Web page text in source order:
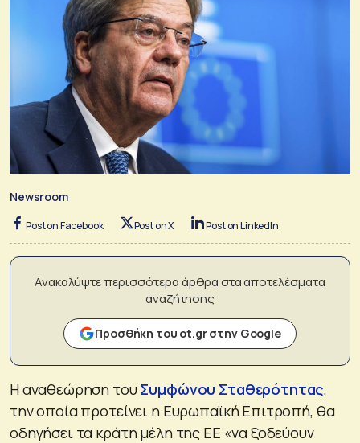
Newsroom
Post on Facebook Post on X Post on LinkedIn
Ανακαλύψτε περισσότερα άρθρα στα αποτελέσματα
αναζήτησης
Προσθήκη του ot.gr στην Google
Η αναθεώρηση τουΣυμφώνου Σταθερότητας,
την οποία προτείνει η Ευρωπαϊκή Επιτροπή, θα
οδηγήσει τα κράτη μέλη της ΕΕ «να ξοδεύουν